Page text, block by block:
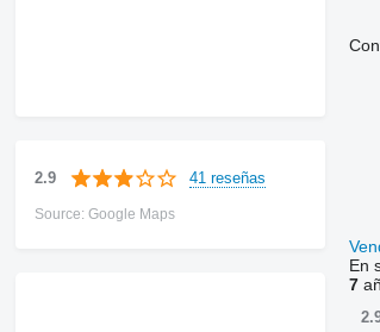
2.9 41 reseñas
Source: Google Maps
En
7